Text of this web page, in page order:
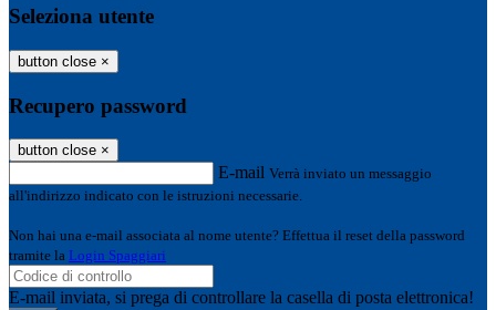
Seleziona utente
button close ×
Recupero password
button close ×
E-mail Verrà inviato un messaggio
all'indirizzo indicato con le istruzioni necessarie.
Non hai una e-mail associata al nome utente? Effettua il reset della password
tramite la Login Spaggiari
E-mail inviata, si prega di controllare la casella di posta elettronica!